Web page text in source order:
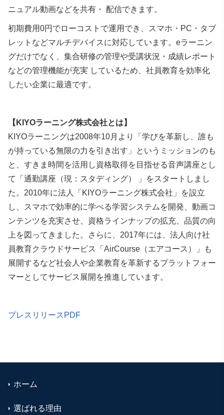
ニュアル動画などを共有・ 配信できます。
初期費用0円でローコストで運用でき、スマホ・PC・タブ
レットなどマルチデバイスに対応しています。eラーニン
グだけでなく、集合研修の管理や受講状況・成績レポート
などの管理機能が充実 しているため、社員教育を効率化
したい企業に最適です。
【KIYOラーニング株式会社とは】
KIYOラーニングは2008年10月より「学びを革新し、誰も
が持っている無限の力を引き出す」というミッションのも
と、すきま時間を活用し資格取得を目指せる音声講座とし
て「通勤講座（現：スタディング） 」をスタートしまし
た。2010年に法人「KIYOラーニング株式会社」を設立
し、スマホで効率的に学べる学習システムを開発、動画コ
ンテンツを充実させ、資格ラインナップの拡充、品質の向
上を図ってきました。さらに、2017年には、法人向け社
員教育クラウドサービス「AirCourse（エアコース）」も
展開するなど社会人や企業教育を革新するプラットフォー
マーとしてサービス展開を推進しています。
プレスリリースPDF
ホーム
選ばれる理由